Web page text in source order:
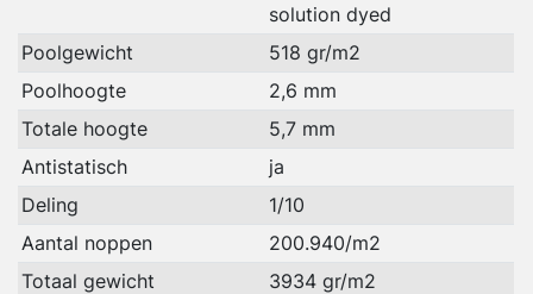
solution dyed
Poolgewicht
518 gr/m2
Poolhoogte
2,6 mm
Totale hoogte
5,7 mm
Antistatisch
ja
Deling
1/10
Aantal noppen
200.940/m2
Totaal gewicht
3934 gr/m2